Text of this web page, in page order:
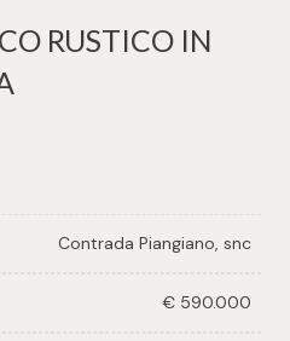
RUSTICO IN
Contrada Piangiano, snc
€ 590.000